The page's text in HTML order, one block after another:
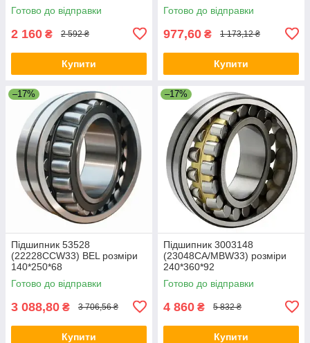
Готово до відправки
2 160 ₴ 2 592 ₴
Купити
Готово до відправки
977,60 ₴ 1 173,12 ₴
Купити
–17%
Підшипник 53528
(22228CCW33) BEL розміри
140*250*68
Готово до відправки
3 088,80 ₴ 3 706,56 ₴
Купити
–17%
Підшипник 3003148
(23048CA/MBW33) розміри
240*360*92
Готово до відправки
4 860 ₴ 5 832 ₴
Купити